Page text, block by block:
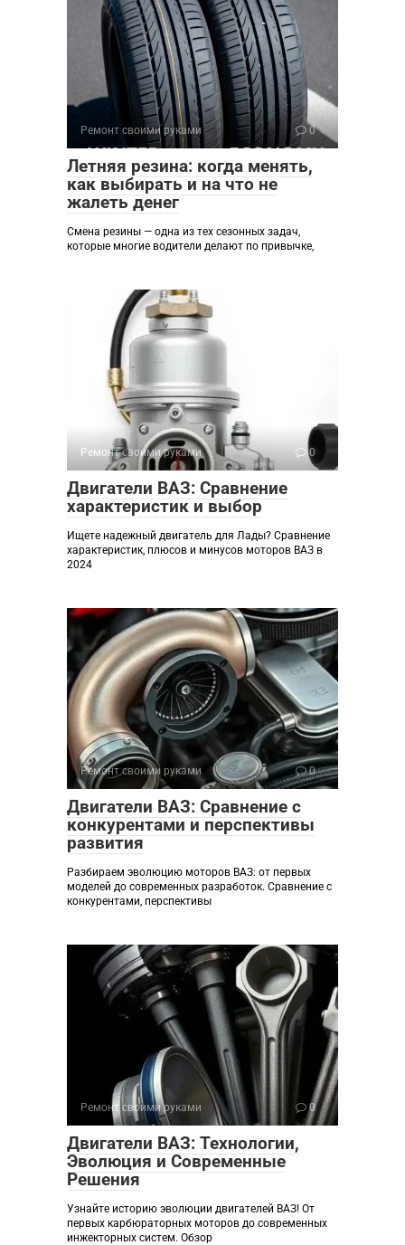
Ремонт своими руками 0
Летняя резина: когда менять,
как выбирать и на что не
жалеть денег
Смена резины — одна из тех сезонных задач,
которые многие водители делают по привычке,
Ремонт своими руками 0
Двигатели ВАЗ: Сравнение
характеристик и выбор
Ищете надежный двигатель для Лады? Сравнение
характеристик, плюсов и минусов моторов ВАЗ в
2024
Ремонт своими руками 0
Двигатели ВАЗ: Сравнение с
конкурентами и перспективы
развития
Разбираем эволюцию моторов ВАЗ: от первых
моделей до современных разработок. Сравнение с
конкурентами, перспективы
Ремонт своими руками 0
Двигатели ВАЗ: Технологии,
Эволюция и Современные
Решения
Узнайте историю эволюции двигателей ВАЗ! От
первых карбюраторных моторов до современных
инжекторных систем. Обзор